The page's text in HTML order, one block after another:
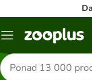
Menu
Szukaj
produktów